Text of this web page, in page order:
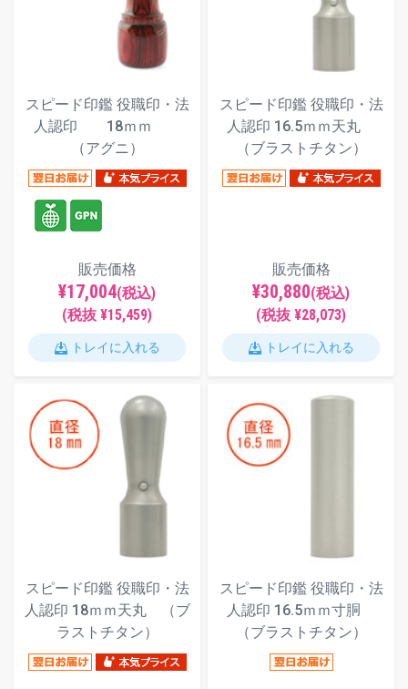
スピード印鑑 役職印・法
人認印 18ｍｍ
（アグニ）
販売価格
¥17,004(税込)
(税抜 ¥15,459)
トレイに入れる
スピード印鑑 役職印・法
人認印 16.5ｍｍ天丸
（ブラストチタン）
販売価格
¥30,880(税込)
(税抜 ¥28,073)
トレイに入れる
スピード印鑑 役職印・法
人認印 18ｍｍ天丸 （ブ
ラストチタン）
スピード印鑑 役職印・法
人認印 16.5ｍｍ寸胴
（ブラストチタン）